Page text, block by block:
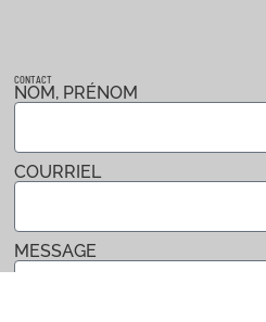
CONTACT
NOM, PRÉNOM
COURRIEL
MESSAGE